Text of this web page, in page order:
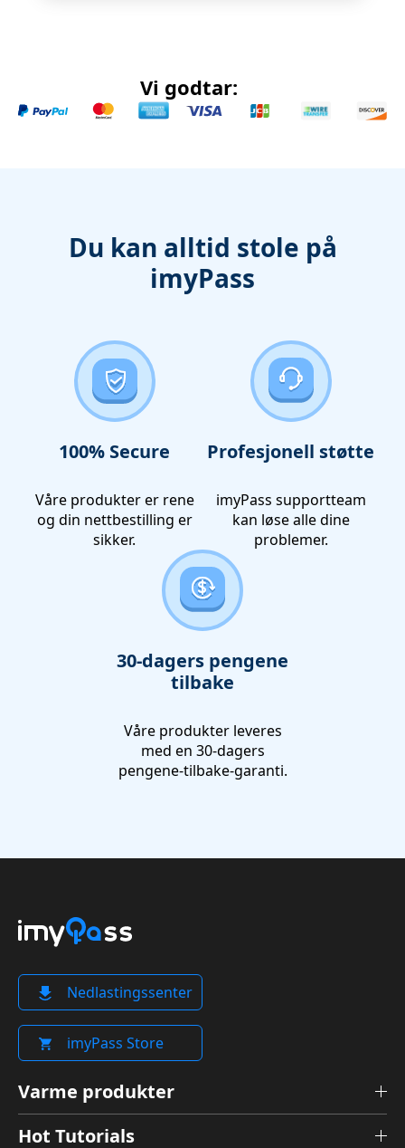
Vi godtar:
Du kan alltid stole på
imyPass
100% Secure
Våre produkter er rene
og din nettbestilling er
sikker.
Profesjonell støtte
imyPass supportteam
kan løse alle dine
problemer.
30-dagers pengene
tilbake
Våre produkter leveres
med en 30-dagers
pengene-tilbake-garanti.
Nedlastingssenter
imyPass Store
Varme produkter
Hot Tutorials